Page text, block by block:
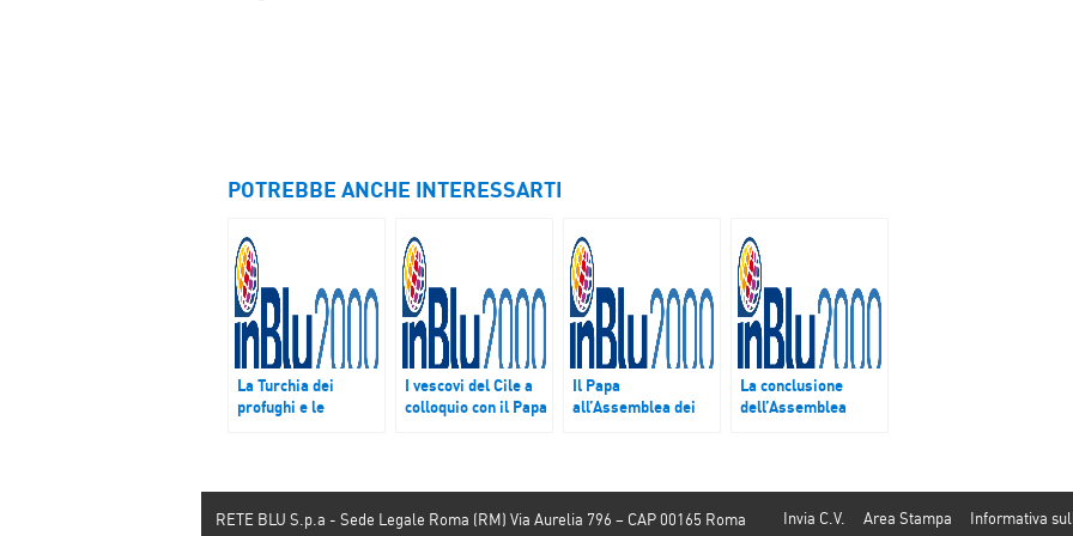
POTREBBE ANCHE INTERESSARTI
La Turchia dei
profughi e le
I vescovi del Cile a
colloquio con il Papa
Oriente, il
documento Cei sulle
Il Papa
all’Assemblea dei
Mater Ecclesiae
La conclusione
dell’Assemblea
Invia C.V. Area Stampa Informativa
RETE BLU S.p.a - Sede Legale Roma (RM) Via Aurelia 796 – CAP 00165 Roma